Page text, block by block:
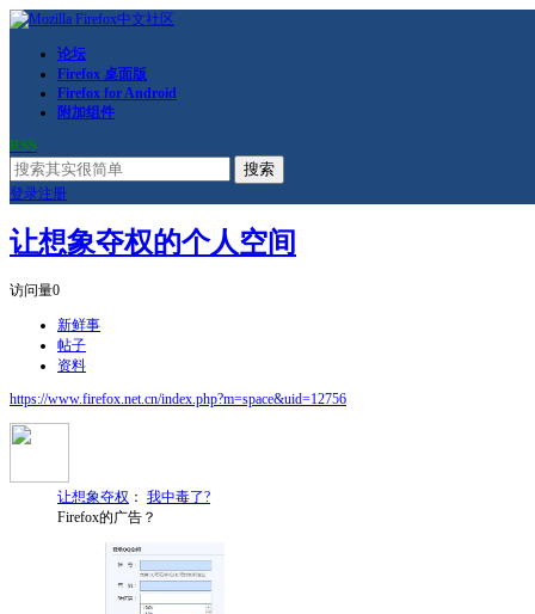
论坛
Firefox 桌面版
Firefox for Android
附加组件
RSS
搜索
登录注册
让想象夺权的个人空间
访问量0
新鲜事
帖子
资料
https://www.firefox.net.cn/index.php?m=space&uid=12756
让想象夺权 ： 我中毒了?
Firefox的广告？